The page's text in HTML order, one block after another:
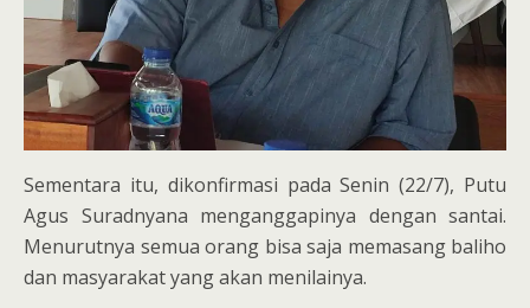
Sementara itu, dikonfirmasi pada Senin (22/7), Putu
Agus Suradnyana menganggapinya dengan santai.
Menurutnya semua orang bisa saja memasang baliho
dan masyarakat yang akan menilainya.